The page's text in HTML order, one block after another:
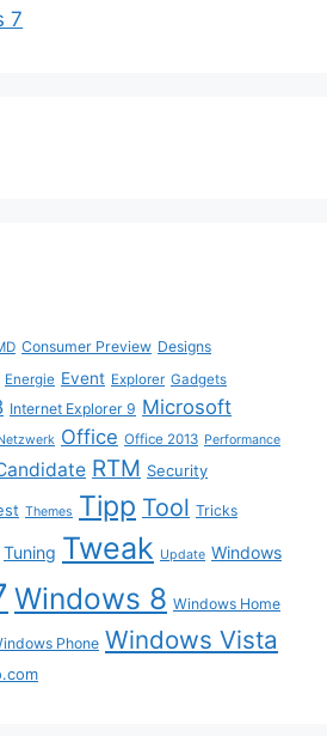
7
Consumer Preview Designs
Energie Event Explorer Gadgets
Internet Explorer 9 Microsoft
Office Office 2013 Performance
RTM Security
Themes Tipp Tool Tricks
Tuning Tweak Update Windows
Windows 8 Windows Home
Phone Windows Vista